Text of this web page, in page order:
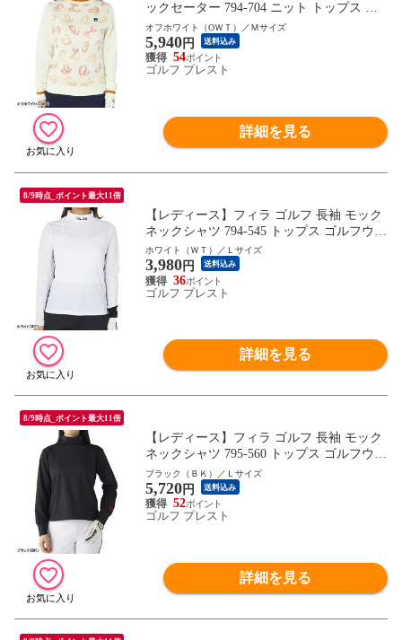
ックセーター 794-704 ニット トップス ゴ
ルフウェア 秋冬モデル FILA GOLF 秋冬ウ
ェア 794704 女性用
オフホワイト（ОＷＴ）／Ｍサイズ
5,940円 送料込み
54
ゴルフ プレスト
詳細を見る
8/9時点_ポイント最大11倍
【レディース】フィラ ゴルフ 長袖 モック
ネックシャツ 794-545 トップス ゴルフウェ
ア 秋冬モデル FILA GOLF 秋冬ウェア 794
545 女性用
ホワイト（ＷＴ）／Ｌサイズ
3,980円 送料込み
36
ゴルフ プレスト
詳細を見る
8/9時点_ポイント最大11倍
【レディース】フィラ ゴルフ 長袖 モック
ネックシャツ 795-560 トップス ゴルフウェ
ア 2025年秋冬モデル FILA GOLF 秋冬ウェ
ア 795560 女性用 インナーにも
ブラック（ＢＫ）／Ｌサイズ
5,720円 送料込み
52
ゴルフ プレスト
詳細を見る